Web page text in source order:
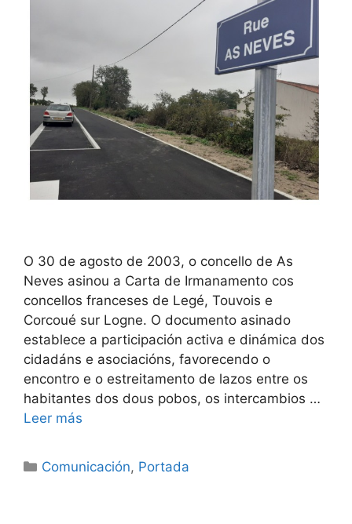
O 30 de agosto de 2003, o concello de As
Neves asinou a Carta de Irmanamento cos
concellos franceses de Legé, Touvois e
Corcoué sur Logne. O documento asinado
establece a participación activa e dinámica dos
cidadáns e asociacións, favorecendo o
encontro e o estreitamento de lazos entre os
habitantes dos dous pobos, os intercambios …
Leer más
Comunicación, Portada